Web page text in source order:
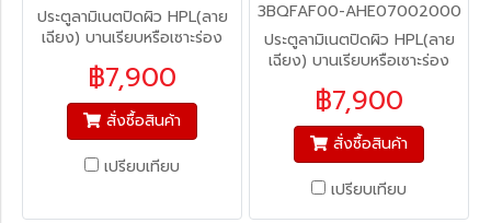
ประตูลามิเนตปิดผิว HPL(ลาย
เฉียง) บานเรียบหรือเซาะร่อง
฿7,900
สั่งซื้อสินค้า
เปรียบเทียบ
3BQFAF00-AHE07002000
ประตูลามิเนตปิดผิว HPL(ลาย
เฉียง) บานเรียบหรือเซาะร่อง
฿7,900
สั่งซื้อสินค้า
เปรียบเทียบ